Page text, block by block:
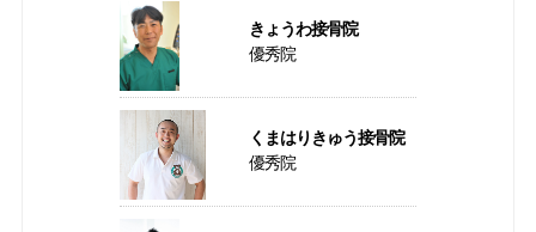
きょうわ接骨院
優秀院
くまはりきゅう接骨院
優秀院